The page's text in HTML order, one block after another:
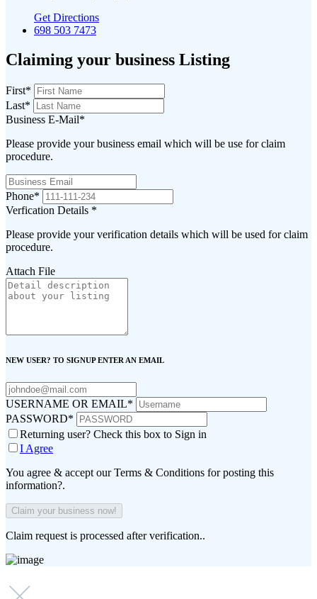
Get Directions
698 503 7473
Claiming your business Listing
First*
Last*
Business E-Mail*
Please provide your business email which will be use for claim
procedure.
Phone*
Verfication Details *
Please provide your verification details which will be used for claim
procedure.
Attach File
NEW USER? TO SIGNUP ENTER AN EMAIL
USERNAME OR EMAIL*
PASSWORD*
Returning user? Check this box to Sign in
I Agree
You agree & accept our Terms & Conditions for posting this
information?.
Claim request is processed after verification..